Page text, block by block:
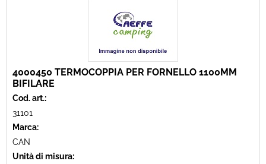
4000450 TERMOCOPPIA PER FORNELLO 1100MM
BIFILARE
Cod. art.:
31101
Marca:
CAN
Unità di misura: